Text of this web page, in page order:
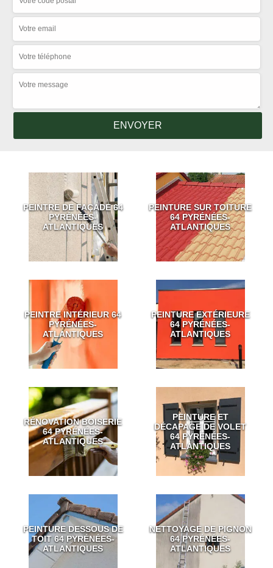
PEINTRE DE FAÇADE 64
PYRÉNÉES-
ATLANTIQUES
PEINTURE SUR TOITURE
64 PYRÉNÉES-
ATLANTIQUES
PEINTRE INTÉRIEUR 64
PYRÉNÉES-
ATLANTIQUES
PEINTURE EXTÉRIEURE
64 PYRÉNÉES-
ATLANTIQUES
RÉNOVATION BOISERIE
64 PYRÉNÉES-
ATLANTIQUES
PEINTURE ET
DÉCAPAGE DE VOLET
64 PYRÉNÉES-
ATLANTIQUES
PEINTURE DESSOUS DE
TOIT 64 PYRÉNÉES-
ATLANTIQUES
NETTOYAGE DE PIGNON
64 PYRÉNÉES-
ATLANTIQUES